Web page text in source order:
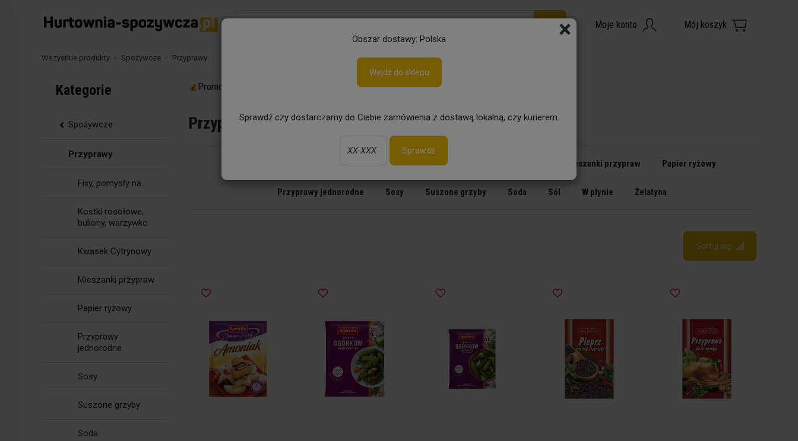
×
Obszar dostawy: Polska
Wejdź do sklepu
Sprawdź czy dostarczamy do Ciebie zamówienia z dostawą lokalną, czy kurierem.
Sprawdź
Wyszukaj
Wszystkie produkty Spożywcze Przyprawy
Promocje Piwo bezalkoholowe
Przyprawy
Kostki rosołowe, buliony, warzywko Mieszanki przypraw Papier ryżowy
Przyprawy jednorodne Sosy Suszone grzyby Soda Sól W płynie Żelatyna
Sortuj wg
Kategorie
Spożywcze
Przyprawy
Fixy, pomysły na..
Kostki rosołowe,
buliony, warzywko
Kwasek Cytrynowy
Mieszanki przypraw
Papier ryżowy
Przyprawy
jednorodne
Sosy
Suszone grzyby
Soda